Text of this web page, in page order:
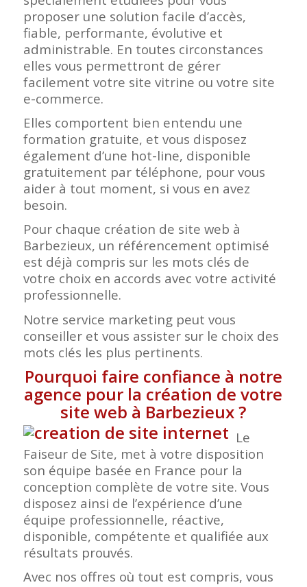
proposer une solution facile d’accès,
fiable, performante, évolutive et
administrable. En toutes circonstances
elles vous permettront de gérer
facilement votre site vitrine ou votre site
e-commerce.
Elles comportent bien entendu une
formation gratuite, et vous disposez
également d’une hot-line, disponible
gratuitement par téléphone, pour vous
aider à tout moment, si vous en avez
besoin.
Pour chaque création de site web à
Barbezieux, un référencement optimisé
est déjà compris sur les mots clés de
votre choix en accords avec votre activité
professionnelle.
Notre service marketing peut vous
conseiller et vous assister sur le choix des
mots clés les plus pertinents.
Pourquoi faire confiance à notre
agence pour la création de votre
site web à Barbezieux?
Le
Faiseur de Site, met à votre disposition
son équipe basée en France pour la
conception complète de votre site. Vous
disposez ainsi de l’expérience d’une
équipe professionnelle, réactive,
disponible, compétente et qualifiée aux
résultats prouvés.
Avec nos offres où tout est compris, vous